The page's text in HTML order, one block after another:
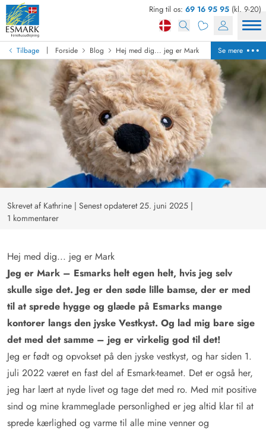
Ring til os: 69 16 95 95 (kl. 9-20)
Tilbage | Forside Blog Hej med dig... jeg er Mark Se mere
Skrevet af Kathrine | Senest opdateret 25. juni 2025 |
1 kommentarer
Hej med dig... jeg er Mark
Jeg er Mark – Esmarks helt egen helt, hvis jeg selv
skulle sige det. Jeg er den søde lille bamse, der er med
til at sprede hygge og glæde på Esmarks mange
kontorer langs den jyske Vestkyst. Og lad mig bare sige
det med det samme – jeg er virkelig god til det!
Jeg er født og opvokset på den jyske vestkyst, og har siden 1.
juli 2022 været en fast del af Esmark-teamet. Det er også her,
jeg har lært at nyde livet og tage det med ro. Med mit positive
sind og mine krammeglade personlighed er jeg altid klar til at
sprede kærlighed og varme til alle mine venner og